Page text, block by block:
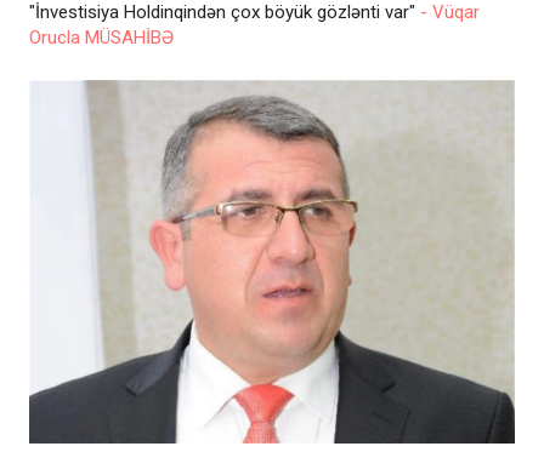
"İnvestisiya Holdinqindən çox böyük gözlənti var" - Vüqar
Orucla MÜSAHİBƏ